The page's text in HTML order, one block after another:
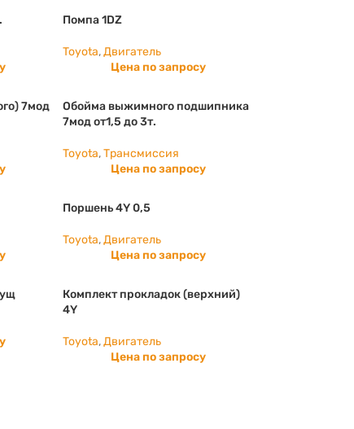
Помпа 1DZ
Toyota, Двигатель
Цена по запросу
7мод
Обойма выжимного подшипника
7мод от1,5 до 3т.
Toyota, Трансмиссия
Цена по запросу
Поршень 4Y 0,5
Toyota, Двигатель
Цена по запросу
Комплект прокладок (верхний)
4Y
Toyota, Двигатель
Цена по запросу